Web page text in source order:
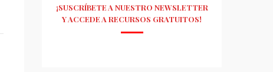
¡SUSCRÍBETE A NUESTRO NEWSLETTER
Y ACCEDE A RECURSOS GRATUITOS!